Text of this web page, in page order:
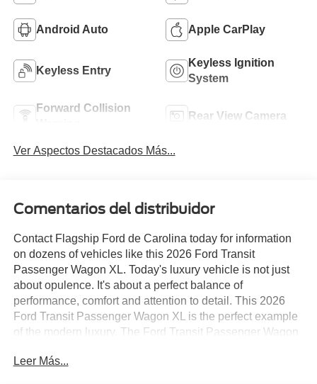
Android Auto Apple CarPlay
Keyless Entry
Keyless Ignition
System
Forward Collision
Rear View Camera
Ver Aspectos Destacados Más...
Comentarios del distribuidor
Contact Flagship Ford de Carolina today for information
on dozens of vehicles like this 2026 Ford Transit
Passenger Wagon XL. Today's luxury vehicle is not just
about opulence. It's about a perfect balance of
performance, comfort and attention to detail. This 2026
Ford Transit Passenger Wagon XL is the perfect example
of the modern luxury. The Ford Transit Passenger Wagon
wanted in a car -- Quality, Reliability, and Character. The
Leer Más...